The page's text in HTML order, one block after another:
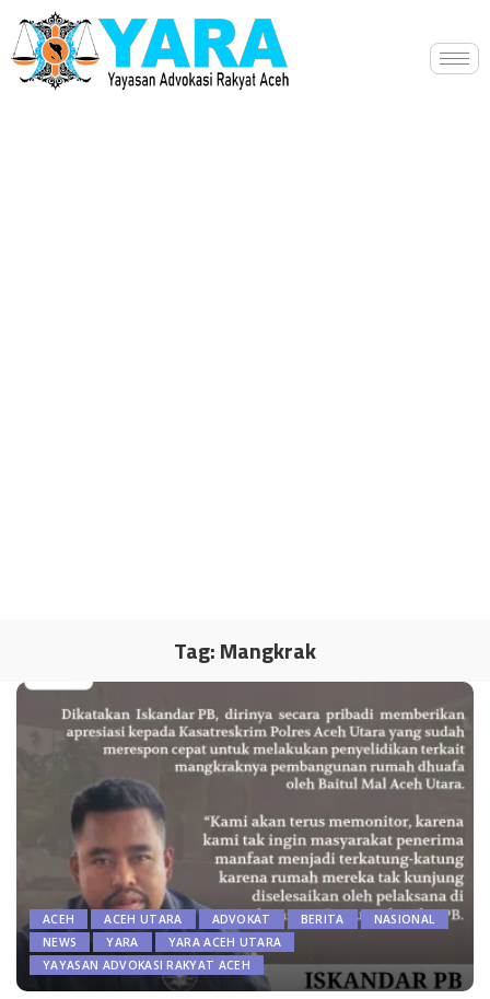
Tag:Mangkrak
ACEH ACEH UTARA ADVOKAT BERITA
NASIONAL
NEWS
YARA
YARA ACEH UTARA
YAYASAN ADVOKASI RAKYAT ACEH